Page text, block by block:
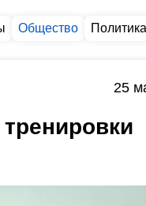
Общество Политика
25